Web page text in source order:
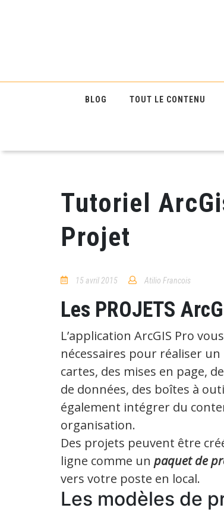
BLOG TOUT LE CONTENU
Tutoriel
Projet
15 avril 2015 Atilio Francois
Les PROJETS
L’application ArcGIS Pro
nécessaires pour réaliser
cartes, des mises en page,
de données, des boîtes à
également intégrer du
organisation.
Des projets peuvent être
ligne comme un paquet de
vers votre poste en local.
Les modèles de